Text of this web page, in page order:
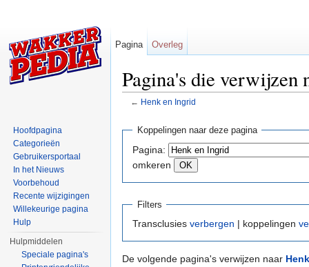
Pagina's die
← Henk en Ingrid
Koppelingen naar deze pagina
Pagina:
omkeren
Filters
Transclusies verbergen | koppelingen
De volgende pagina's verwijzen naar
Pagina Overleg
Hoofdpagina
Categorieën
Gebruikersportaal
In het Nieuws
Voorbehoud
Recente wijzigingen
Willekeurige pagina
Hulp
Hulpmiddelen
Speciale pagina's